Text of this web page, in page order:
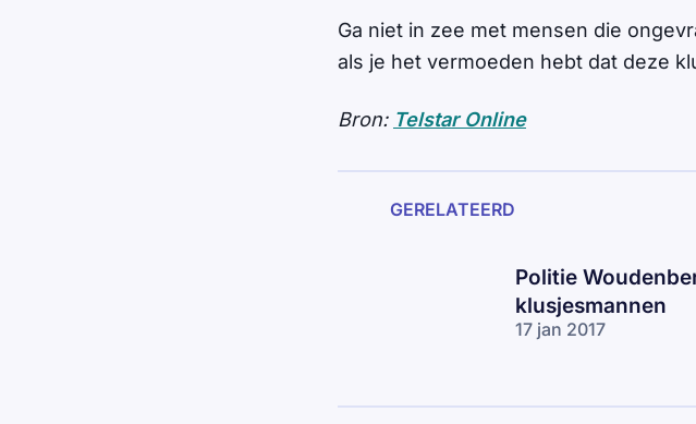
Ga niet in zee met mensen die
als je het vermoeden hebt dat deze
Bron: Telstar Online
GERELATEERD
Politie
klusjesmannen
17 jan 2017